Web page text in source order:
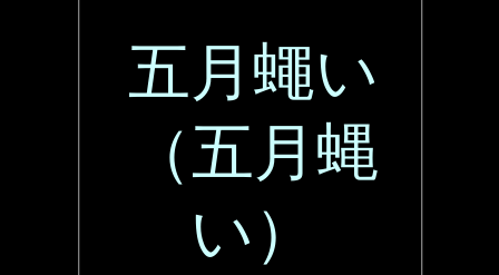
五月蠅い
（五月蝿
い）